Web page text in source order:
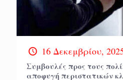
16 Δεκεμβρίου,
Συμβουλές προς τους
αποφυγή περιστατικών